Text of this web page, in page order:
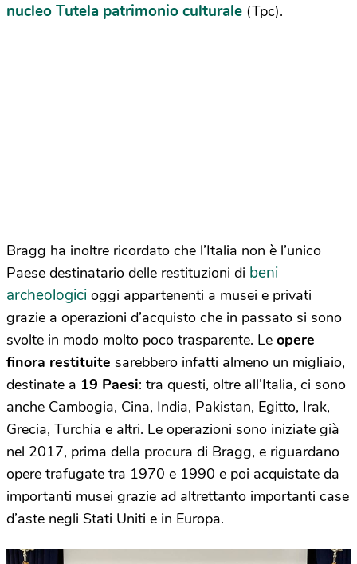
nucleo Tutela patrimonio culturale (Tpc).
Bragg ha inoltre ricordato che l’Italia non è l’unico
Paese destinatario delle restituzioni di beni
archeologici oggi appartenenti a musei e privati
grazie a operazioni d’acquisto che in passato si sono
svolte in modo molto poco trasparente. Le opere
finora restituite sarebbero infatti almeno un migliaio,
destinate a 19 Paesi: tra questi, oltre all’Italia, ci sono
anche Cambogia, Cina, India, Pakistan, Egitto, Irak,
Grecia, Turchia e altri. Le operazioni sono iniziate già
nel 2017, prima della procura di Bragg, e riguardano
opere trafugate tra 1970 e 1990 e poi acquistate da
importanti musei grazie ad altrettanto importanti case
d’aste negli Stati Uniti e in Europa.